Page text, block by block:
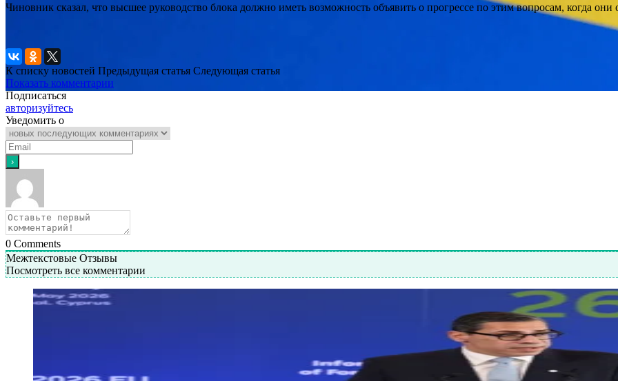
Чиновник сказал, что высшее руководство блока должно иметь возможность объявить о прогрессе по этим вопросам, когда
К списку новостей Предыдущая статья Следующая статья
Показать комментарии
Подписаться
авторизуйтесь
Уведомить о
0 Comments
Межтекстовые Отзывы
Посмотреть все комментарии